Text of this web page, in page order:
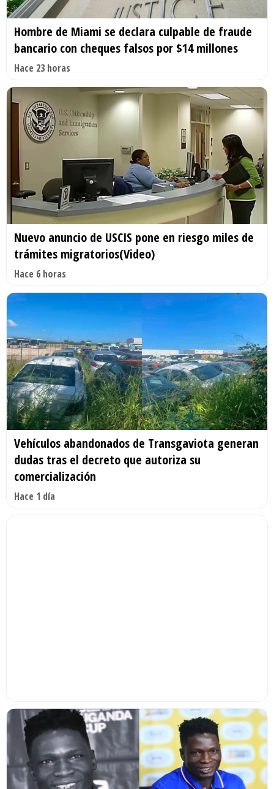
Hombre de Miami se declara culpable de fraude
bancario con cheques falsos por $14 millones
Hace 23 horas
Nuevo anuncio de USCIS pone en riesgo miles de
trámites migratorios(Video)
Hace 6 horas
Vehículos abandonados de Transgaviota generan
dudas tras el decreto que autoriza su
comercialización
Hace 1 día